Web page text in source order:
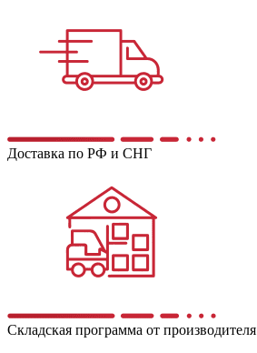
Доставка по РФ и СНГ
Складская программа от производителя